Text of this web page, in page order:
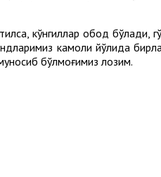
кўнгиллар обод бўлади,
камоли йўлида
бўлмоғимиз лозим.